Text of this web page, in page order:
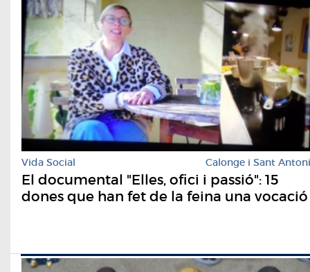
Vida Social Calonge i Sant Antoni
El documental "Elles, ofici i passió": 15
dones que han fet de la feina una vocació